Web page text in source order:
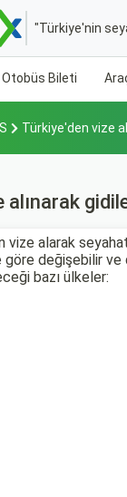
"Türkiye'nin
Otobüs Bileti
Türkiye'den vize
alınarak
vize alarak
değişebilir ve
bazı ülkeler: